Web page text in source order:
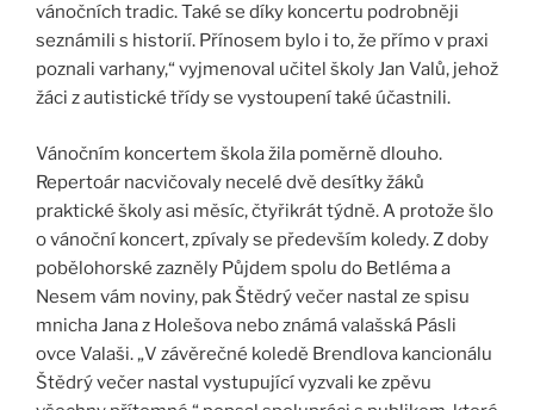
vánočních tradic. Také se díky koncertu podrobněji
seznámili s historií. Přínosem bylo i to, že přímo v praxi
poznali varhany,“ vyjmenoval učitel školy Jan Valů, jehož
žáci z autistické třídy se vystoupení také účastnili.
Vánočním koncertem škola žila poměrně dlouho.
Repertoár nacvičovaly necelé dvě desítky žáků
praktické školy asi měsíc, čtyřikrát týdně. A protože šlo
o vánoční koncert, zpívaly se především koledy. Z doby
pobělohorské zazněly Půjdem spolu do Betléma a
Nesem vám noviny, pak Štědrý večer nastal ze spisu
mnicha Jana z Holešova nebo známá valašská Pásli
ovce Valaši. „V závěrečné koledě Brendlova kancionálu
Štědrý večer nastal vystupující vyzvali ke zpěvu